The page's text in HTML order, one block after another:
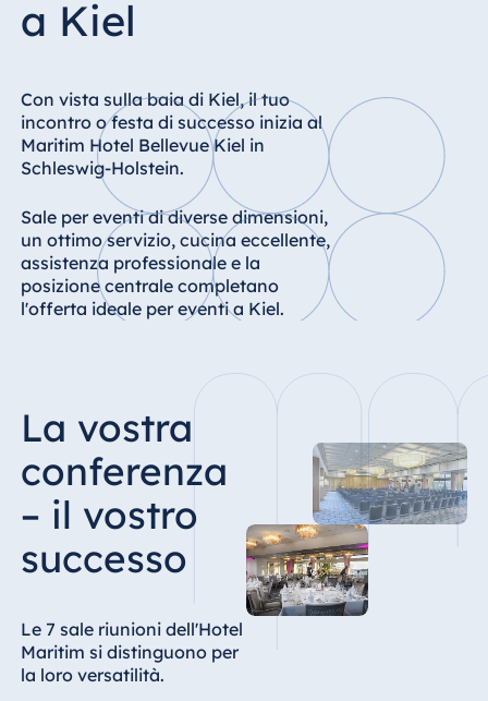
Hotel Bonn
Hotel Dresden
Hotel Düsseldorf
Hotel Frankfurt
Hotel am
Schlossgarten
Fulda
Airport Hotel
Hannover
Hotel Köln
Hotel
Königswinter
Hotel Magdeburg
Hotel München
Seehotel
Timmendorfer
Strand
a Kiel
Con vista sulla baia di Kiel, il tuo
incontro o festa di successo inizia al
Maritim Hotel Bellevue Kiel in
Schleswig-Holstein.
Sale per eventi di diverse dimensioni,
un ottimo servizio, cucina eccellente,
assistenza professionale e la
posizione centrale completano
l'offerta ideale per eventi a Kiel.
La vostra
conferenza
– il vostro
successo
Le 7 sale riunioni dell'Hotel
Maritim si distinguono per
la loro versatilità.